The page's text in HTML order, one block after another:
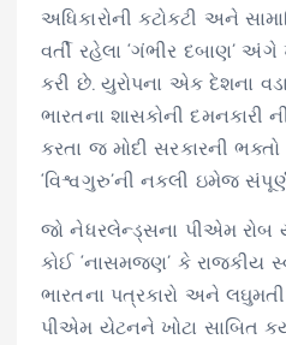
અધિકારોની કટોકટી અને
વર્તી રહેલા ‘ગંભીર દબાણ’
કરી છે. યુરોપના એક દેશના
ભારતના શાસકોની દમનકારી
કરતા જ મોદી સરકારની ભક્તો
‘વિશ્વગુરુ’ની નકલી ઇમેજ
જો નેધરલેન્ડ્સના પીએમ રોબ
કોઈ ‘નાસમજણ’ કે રાજકીય
ભારતના પત્રકારો અને
પીએમ યેટનને ખોટા સાબિત